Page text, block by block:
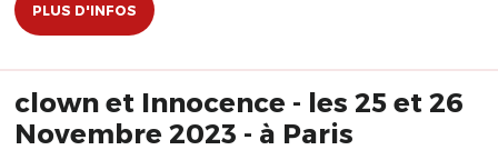
PLUS D'INFOS
clown et Innocence - les 25 et 26
Novembre 2023 - à Paris